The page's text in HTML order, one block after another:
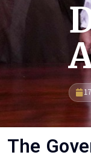
The